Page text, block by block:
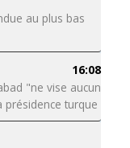
au plus bas
16:08
"ne vise aucun
turque